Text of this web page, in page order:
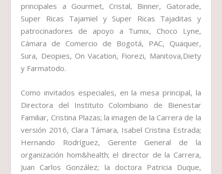
principales a Gourmet, Cristal, Binner, Gatorade,
Super Ricas Tajamiel y Super Ricas Tajaditas y
patrocinadores de apoyo a Tumix, Choco Lyne,
Cámara de Comercio de Bogotá, PAC, Quaquer,
Sura, Deopies, On Vacation, Fiorezi, Manitova,Diety
y Farmatodo.
Como invitados especiales, en la mesa principal, la
Directora del Instituto Colombiano de Bienestar
Familiar, Cristina Plazas; la imagen de la Carrera de la
versión 2016, Clara Támara, Isabel Cristina Estrada;
Hernando Rodríguez, Gerente General de la
organización hom&health; el director de la Carrera,
Juan Carlos González; la doctora Patricia Duque,